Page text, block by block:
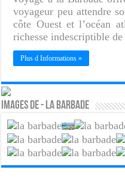
voyageur peu attendre
côte Ouest et l’océan
richesse indescriptible
Plus d Informations »
Images de - La barbade